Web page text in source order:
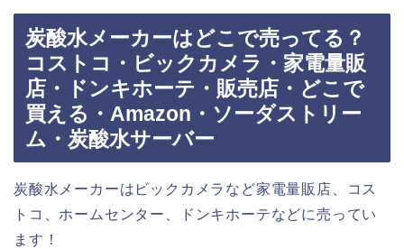
炭酸水メーカーはどこで売ってる？
コストコ・ビックカメラ・家電量販
店・ドンキホーテ・販売店・どこで
買える・Amazon・ソーダストリー
ム・炭酸水サーバー
炭酸水メーカーはビックカメラなど家電量販店、コス
トコ、ホームセンター、ドンキホーテなどに売ってい
ます！